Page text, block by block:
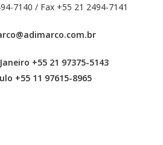
7140 / Fax +55 21 2494-7141
+55 21 97375-5143
+55 11 97615-8965